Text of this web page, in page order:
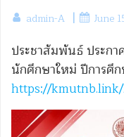
admin-A | June
ประชาสัมพันธ์ ประก
นักศึกษาใหม่ ปีการศึ
https://